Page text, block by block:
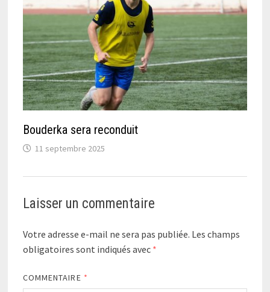
Bouderka sera reconduit
11 septembre 2025
Laisser un commentaire
Votre adresse e-mail ne sera pas publiée. Les champs
obligatoires sont indiqués avec *
COMMENTAIRE *